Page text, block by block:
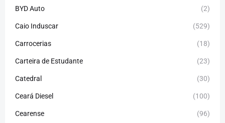
BYD Auto (2)
Caio Induscar (529)
Carrocerias (18)
Carteira de Estudante (23)
Catedral (30)
Ceará Diesel (100)
Cearense (96)